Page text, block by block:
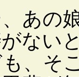
あの
ない
、そ